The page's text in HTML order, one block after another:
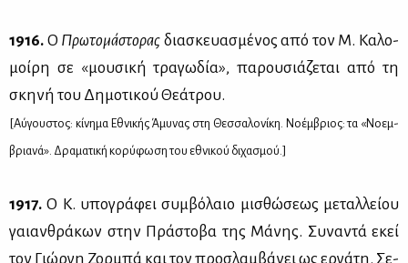
1916. Ο Πρω­το­μά­στο­ρας δια­σκευα­σμέ­νος από τον Μ. Κα­λο­
μοί­ρη σε «μου­σι­κή τρα­γω­δία», πα­ρου­σιά­ζε­ται από τη
σκη­νή του Δη­μο­τι­κού Θε­ά­τρου.
[Αύ­γου­στος: κί­νη­μα Εθνι­κής Άμυ­νας στη Θεσ­σα­λο­νί­κη. Νο­έμ­βριος: τα «Νο­εμ­
βρια­νά». Δρα­μα­τι­κή κο­ρύ­φω­ση του εθνι­κού δι­χα­σμού.]
1917.O K. υπο­γρά­φει συμ­βό­λαιο μι­σθώ­σε­ως με­ταλ­λεί­ου
γαιαν­θρά­κων στην Πρά­στο­βα της Μά­νης. Συ­να­ντά εκεί
τον Γιώρ­γη Ζορ­μπά και τον προ­σλαμ­βά­νει ως ερ­γά­τη. Σε­